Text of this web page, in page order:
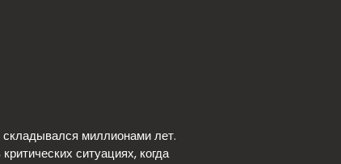
складывался миллионами лет.
ситуациях, когда